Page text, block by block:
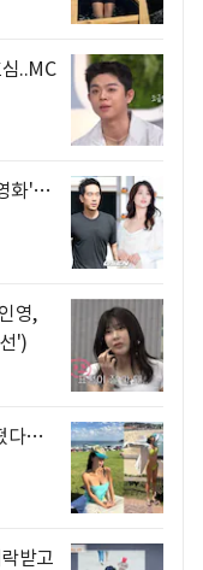
..MC
화'…
영,
')
다…
받고